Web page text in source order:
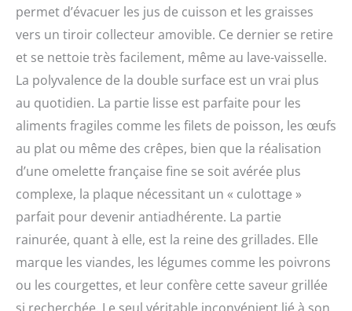
permet d’évacuer les jus de cuisson et les graisses
vers un tiroir collecteur amovible. Ce dernier se retire
et se nettoie très facilement, même au lave-vaisselle.
La polyvalence de la double surface est un vrai plus
au quotidien. La partie lisse est parfaite pour les
aliments fragiles comme les filets de poisson, les œufs
au plat ou même des crêpes, bien que la réalisation
d’une omelette française fine se soit avérée plus
complexe, la plaque nécessitant un « culottage »
parfait pour devenir antiadhérente. La partie
rainurée, quant à elle, est la reine des grillades. Elle
marque les viandes, les légumes comme les poivrons
ou les courgettes, et leur confère cette saveur grillée